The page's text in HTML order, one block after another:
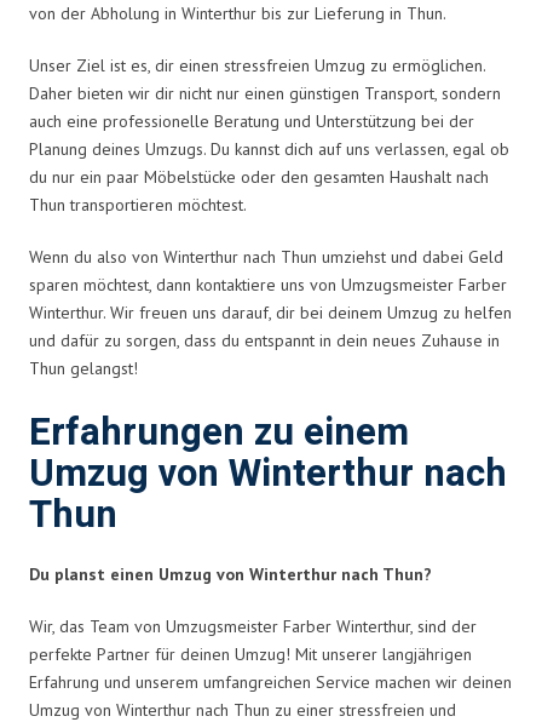
von der Abholung in Winterthur bis zur Lieferung in Thun.
Unser Ziel ist es, dir einen stressfreien Umzug zu ermöglichen.
Daher bieten wir dir nicht nur einen günstigen Transport, sondern
auch eine professionelle Beratung und Unterstützung bei der
Planung deines Umzugs. Du kannst dich auf uns verlassen, egal ob
du nur ein paar Möbelstücke oder den gesamten Haushalt nach
Thun transportieren möchtest.
Wenn du also von Winterthur nach Thun umziehst und dabei Geld
sparen möchtest, dann kontaktiere uns von Umzugsmeister Farber
Winterthur. Wir freuen uns darauf, dir bei deinem Umzug zu helfen
und dafür zu sorgen, dass du entspannt in dein neues Zuhause in
Thun gelangst!
Erfahrungen zu einem
Umzug von Winterthur nach
Thun
Du planst einen Umzug von Winterthur nach Thun?
Wir, das Team von Umzugsmeister Farber Winterthur, sind der
perfekte Partner für deinen Umzug! Mit unserer langjährigen
Erfahrung und unserem umfangreichen Service machen wir deinen
Umzug von Winterthur nach Thun zu einer stressfreien und